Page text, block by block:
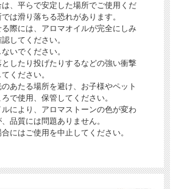
、平らで安定した場所でご使用くだ
は滑り落ちる恐れがあります。
際には、アロマオイルが完全にしみ
してください。
いでください。
したり投げたりするなどの強い衝撃
ください。
あたる場所を避け、お子様やペット
で使用、保管してください。
により、アロマストーンの色が変わ
品質には問題ありません。
にはご使用を中止してください。